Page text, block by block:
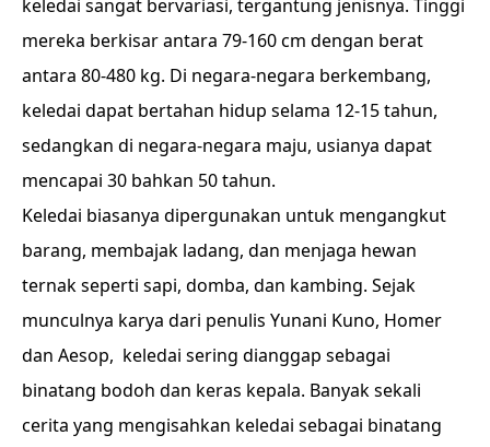
keledai sangat bervariasi, tergantung jenisnya. Tinggi
mereka berkisar antara 79-160 cm dengan berat
antara 80-480 kg. Di negara-negara berkembang,
keledai dapat bertahan hidup selama 12-15 tahun,
sedangkan di negara-negara maju, usianya dapat
mencapai 30 bahkan 50 tahun.
Keledai biasanya dipergunakan untuk mengangkut
barang, membajak ladang, dan menjaga hewan
ternak seperti sapi, domba, dan kambing. Sejak
munculnya karya dari penulis Yunani Kuno, Homer
dan Aesop, keledai sering dianggap sebagai
binatang bodoh dan keras kepala. Banyak sekali
cerita yang mengisahkan keledai sebagai binatang